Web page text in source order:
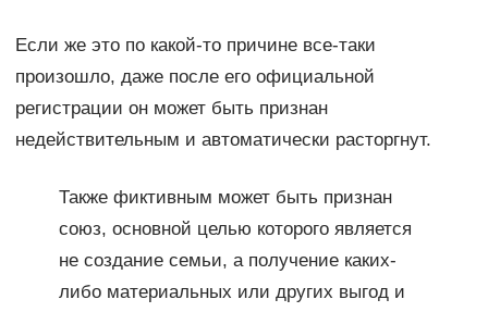
Если же это по какой-то причине все-таки
произошло, даже после его официальной
регистрации он может быть признан
недействительным и автоматически расторгнут.
Также фиктивным может быть признан
союз, основной целью которого является
не создание семьи, а получение каких-
либо материальных или других выгод и